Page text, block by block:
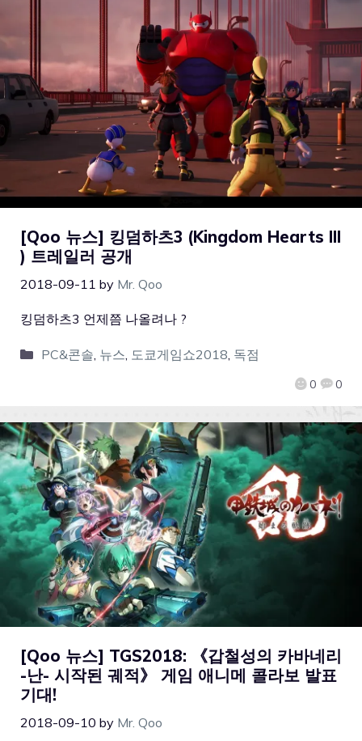
[Qoo 뉴스] 킹덤하츠3 (Kingdom Hearts III
) 트레일러 공개
2018-09-11 by Mr. Qoo
0 0
킹덤하츠3 언제쯤 나올려나 ?
PC&콘솔 뉴스 도쿄게임쇼2018 독점
[Qoo 뉴스] TGS2018: 《갑철성의 카바네리
-난- 시작된 궤적》 게임 애니메 콜라보 발표
기대!
2018-09-10 by Mr. Qoo